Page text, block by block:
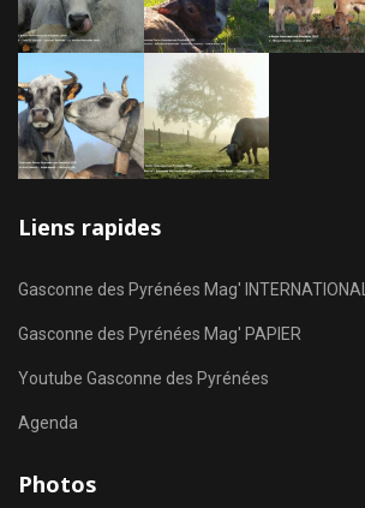
Liens rapides
Gasconne des Pyrénées Mag' INTERNATIONAL
Gasconne des Pyrénées Mag' PAPIER
Youtube Gasconne des Pyrénées
Agenda
Photos